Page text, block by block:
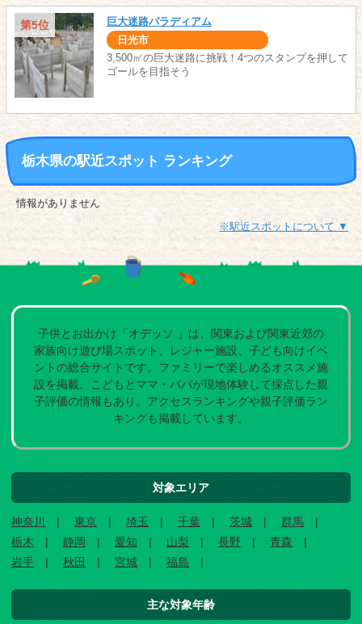
第5位 巨大迷路パラディアム
日光市
3,500㎡の巨大迷路に挑戦！4つのスタンプを押して
ゴールを目指そう
栃木県の駅近スポット ランキング
情報がありません
※駅近スポットについて ▼
子供とお出かけ「オデッソ 」は、関東および関東近郊の
家族向け遊び場スポット、レジャー施設、子ども向けイベ
ントの総合サイトです。ファミリーで楽しめるオススメ施
設を掲載。こどもとママ・パパが現地体験して採点した親
子評価の情報もあり。アクセスランキングや親子評価ラン
キングも掲載しています。
対象エリア
神奈川 東京 埼玉 千葉 茨城
群馬
栃木
静岡 愛知 山梨 長野
青森
岩手
秋田 宮城 福島
主な対象年齢